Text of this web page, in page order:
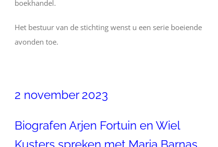
boekhandel.
Het bestuur van de stichting wenst u een serie boeiende
avonden toe.
2 november 2023
Biografen Arjen Fortuin en Wiel